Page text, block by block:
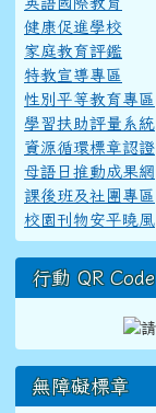
健康促進學校
家庭教育評鑑
特教宣導專區
性別平等教育專區
學習扶助評量系統
資源循環標章認證
母語日推動成果網
課後班及社團專區
校園刊物安平曉風
行動 QR Code
無障礙標章